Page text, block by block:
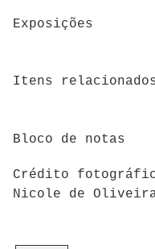
Exposições
Itens
Bloco de notas
Crédito
Nicole de Oliveira